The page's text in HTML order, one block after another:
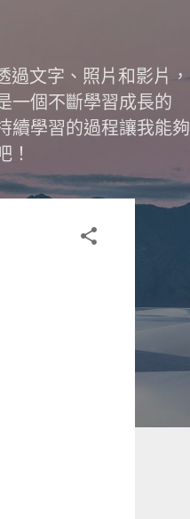
過文字、照片和影片，
一個不斷學習成長的
續學習的過程讓我能夠
！